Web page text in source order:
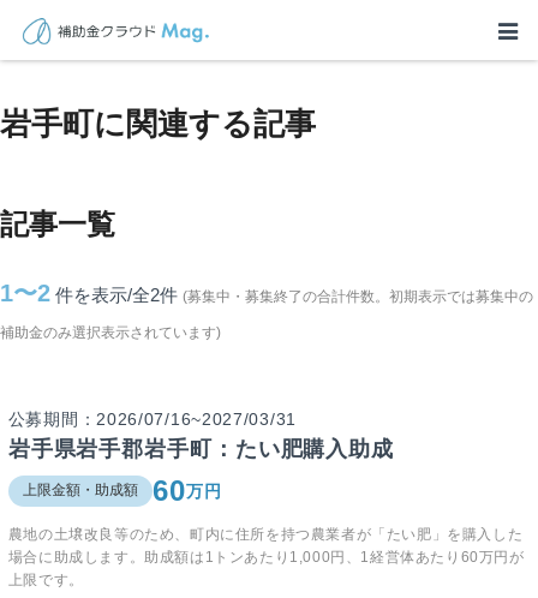
TOP > 補助金・助成金詳細>岩手県
岩手町に関連する記事
記事一覧
1〜2 件を表示/全2件 (募集中・募集終了の合計件数。初期表示では募集中の
補助金のみ選択表示されています)
公募期間：2026/07/16~2027/03/31
岩手県岩手郡岩手町：たい肥購入助成
上限金額・助成額 60万円
農地の土壌改良等のため、町内に住所を持つ農業者が「たい肥」を購入した
場合に助成します。助成額は1トンあたり1,000円、1経営体あたり60万円が
上限です。